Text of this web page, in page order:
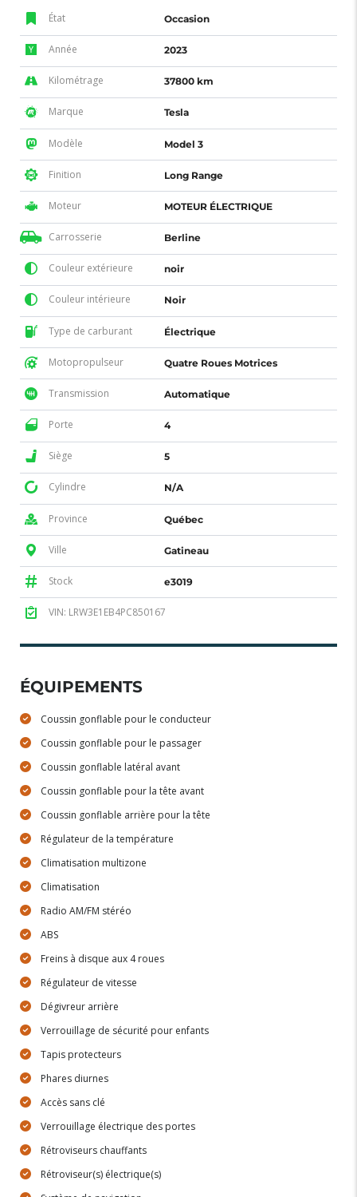
État Occasion
Année 2023
Kilométrage 37800 km
Marque Tesla
Modèle Model 3
Finition Long Range
Moteur MOTEUR ÉLECTRIQUE
Carrosserie Berline
Couleur extérieure noir
Couleur intérieure Noir
Type de carburant Électrique
Motopropulseur Quatre Roues Motrices
Transmission Automatique
Porte 4
Siège 5
Cylindre N/A
Province Québec
Ville Gatineau
Stock e3019
VIN: LRW3E1EB4PC850167
ÉQUIPEMENTS
Coussin gonflable pour le conducteur
Coussin gonflable pour le passager
Coussin gonflable latéral avant
Coussin gonflable pour la tête avant
Coussin gonflable arrière pour la tête
Régulateur de la température
Climatisation multizone
Climatisation
Radio AM/FM stéréo
ABS
Freins à disque aux 4 roues
Régulateur de vitesse
Dégivreur arrière
Verrouillage de sécurité pour enfants
Tapis protecteurs
Phares diurnes
Accès sans clé
Verrouillage électrique des portes
Rétroviseurs chauffants
Rétroviseur(s) électrique(s)